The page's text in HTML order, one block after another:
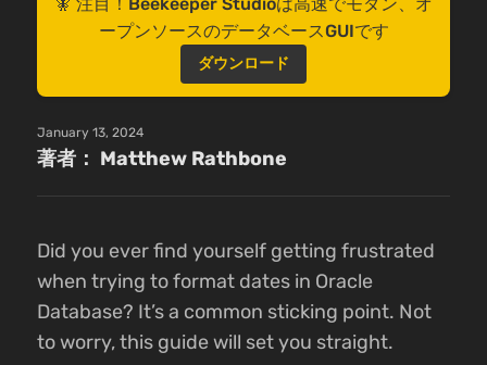
ープンソースのデータベースGUIです
ダウンロード
January 13, 2024
著者： Matthew Rathbone
Did you ever find yourself getting frustrated
when trying to format dates in Oracle
Database? It’s a common sticking point. Not
to worry, this guide will set you straight.